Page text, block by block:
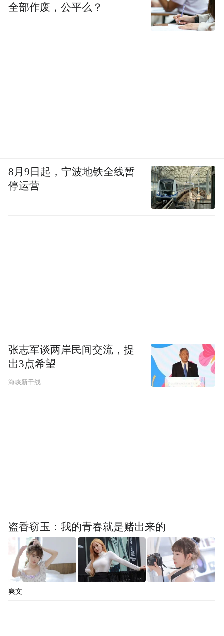
全部作废，公平么？
8月9日起，宁波地铁全线暂
停运营
张志军谈两岸民间交流，提
出3点希望
海峡新干线
盗香窃玉：我的青春就是赌出来的
爽文